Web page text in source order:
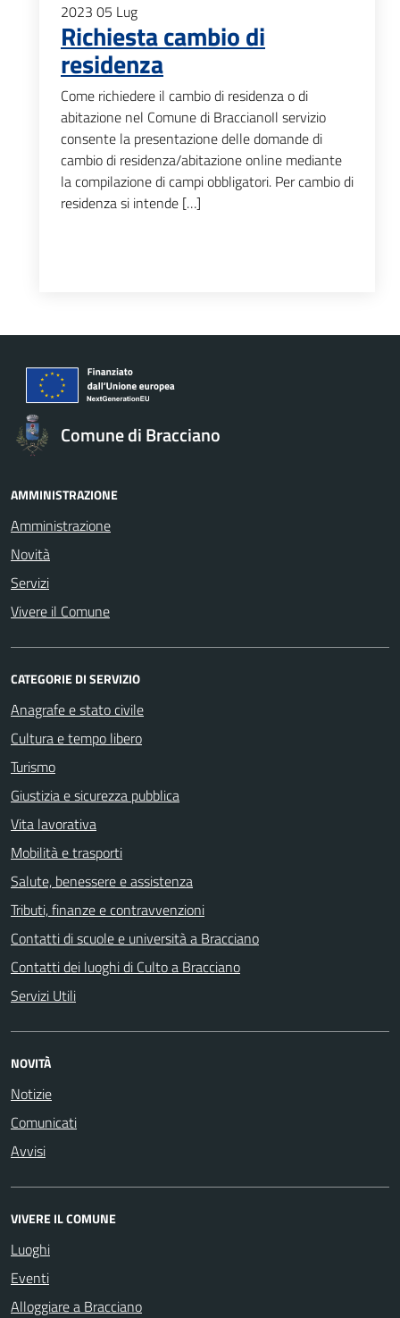
2023 05 Lug
Richiesta cambio di
residenza
Come richiedere il cambio di residenza o di
abitazione nel Comune di BraccianoIl servizio
consente la presentazione delle domande di
cambio di residenza/abitazione online mediante
la compilazione di campi obbligatori. Per cambio di
residenza si intende […]
Comune di Bracciano
AMMINISTRAZIONE
Amministrazione
Novità
Servizi
Vivere il Comune
CATEGORIE DI SERVIZIO
Anagrafe e stato civile
Cultura e tempo libero
Turismo
Giustizia e sicurezza pubblica
Vita lavorativa
Mobilità e trasporti
Salute, benessere e assistenza
Tributi, finanze e contravvenzioni
Contatti di scuole e università a Bracciano
Contatti dei luoghi di Culto a Bracciano
Servizi Utili
NOVITÀ
Notizie
Comunicati
Avvisi
VIVERE IL COMUNE
Luoghi
Eventi
Alloggiare a Bracciano